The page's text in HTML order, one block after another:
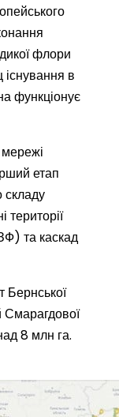
флори
в
функціонує
етап
складу
та каскад
Бернської
Смарагдової
8 млн га.